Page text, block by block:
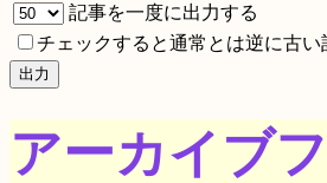
記事を一度に出力する
チェックすると通常とは逆に古
アーカイブ